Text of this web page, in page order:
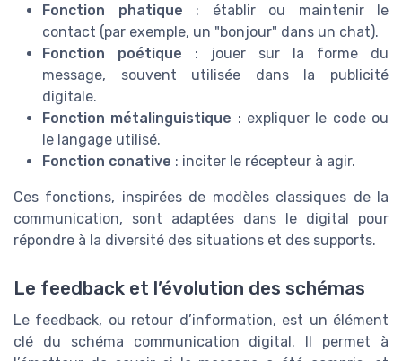
Fonction phatique : établir ou maintenir le
contact (par exemple, un "bonjour" dans un chat).
Fonction poétique : jouer sur la forme du
message, souvent utilisée dans la publicité
digitale.
Fonction métalinguistique : expliquer le code ou
le langage utilisé.
Fonction conative : inciter le récepteur à agir.
Ces fonctions, inspirées de modèles classiques de la
communication, sont adaptées dans le digital pour
répondre à la diversité des situations et des supports.
Le feedback et l’évolution des schémas
Le feedback, ou retour d’information, est un élément
clé du schéma communication digital. Il permet à